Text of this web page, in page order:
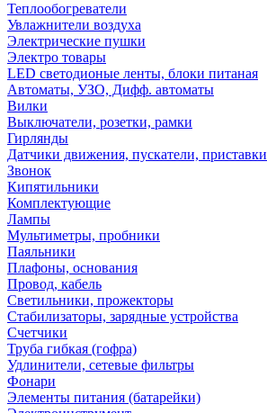
Теплообогреватели
Увлажнители воздуха
Электрические пушки
Электро товары
LED светодионые ленты, блоки питаная
Автоматы, УЗО, Дифф. автоматы
Вилки
Выключатели, розетки, рамки
Гирлянды
Датчики движения, пускатели, приставки
Звонок
Кипятильники
Комплектующие
Лампы
Мультиметры, пробники
Паяльники
Плафоны, основания
Провод, кабель
Светильники, прожекторы
Стабилизаторы, зарядные устройства
Счетчики
Труба гибкая (гофра)
Удлинители, сетевые фильтры
Фонари
Элементы питания (батарейки)